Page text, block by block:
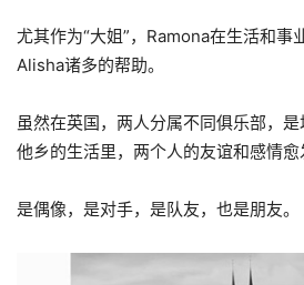
尤其作为“大姐”，Ramona在生活和事
Alisha诸多的帮助。
虽然在英国，两人分属不同俱乐部，
他乡的生活里，两个人的友谊和感情愈
是偶像，是对手，是队友，也是朋友。